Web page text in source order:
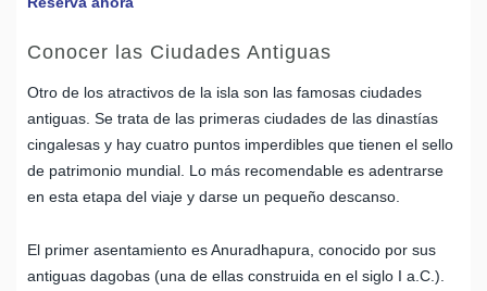
Conocer las Ciudades Antiguas
Otro de los atractivos de la isla son las famosas ciudades
antiguas. Se trata de las primeras ciudades de las dinastías
cingalesas y hay cuatro puntos imperdibles que tienen el sello
de patrimonio mundial. Lo más recomendable es adentrarse
en esta etapa del viaje y darse un pequeño descanso.
El primer asentamiento es Anuradhapura, conocido por sus
antiguas dagobas (una de ellas construida en el siglo I a.C.).